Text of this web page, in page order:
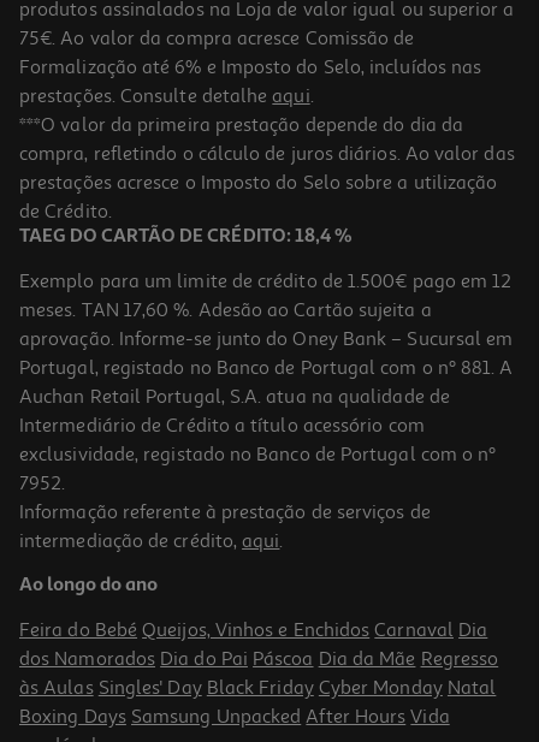
produtos assinalados na Loja de valor igual ou superior a
75€. Ao valor da compra acresce Comissão de
Formalização até 6% e Imposto do Selo, incluídos nas
prestações. Consulte detalhe aqui.
***O valor da primeira prestação depende do dia da
compra, refletindo o cálculo de juros diários. Ao valor das
prestações acresce o Imposto do Selo sobre a utilização
de Crédito.
TAEG DO CARTÃO DE CRÉDITO: 18,4 %
Exemplo para um limite de crédito de 1.500€ pago em 12
meses. TAN 17,60 %. Adesão ao Cartão sujeita a
aprovação. Informe-se junto do Oney Bank – Sucursal em
Portugal, registado no Banco de Portugal com o nº 881. A
Auchan Retail Portugal, S.A. atua na qualidade de
Intermediário de Crédito a título acessório com
exclusividade, registado no Banco de Portugal com o nº
7952.
Informação referente à prestação de serviços de
intermediação de crédito, aqui.
Ao longo do ano
Feira do Bebé Queijos, Vinhos e Enchidos Carnaval Dia
dos Namorados Dia do Pai Páscoa Dia da Mãe Regresso
às Aulas Singles' Day Black Friday Cyber Monday Natal
Boxing Days Samsung Unpacked After Hours Vida